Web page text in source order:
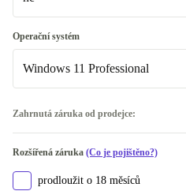
UK (angličtina)
K dispozici v jiné konfiguraci
US (americká angličtina)
ne
K dispozici v jiné konfiguraci
ano
Operační systém
Windows 11 Professional
Zahrnutá záruka od prodejce:
Rozšířená záruka (Co je pojištěno?)
prodloužit o 18 měsíců